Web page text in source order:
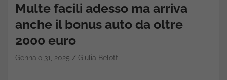
Multe facili adesso ma arriva
anche il bonus auto da oltre
2000 euro
Gennaio 31, 2025 Giulia Belotti